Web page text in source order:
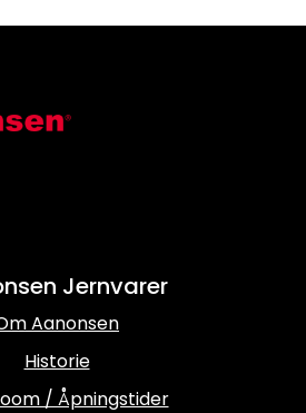
Jernvarer
Aanonsen
Historie
/ Åpningstider